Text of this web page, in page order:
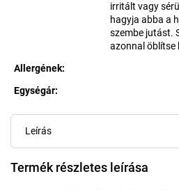
irritált vagy
hagyja abba a
szembe jutást.
azonnal öblítse
Allergének:
Egységár:
Leírás
Termék részletes leírása